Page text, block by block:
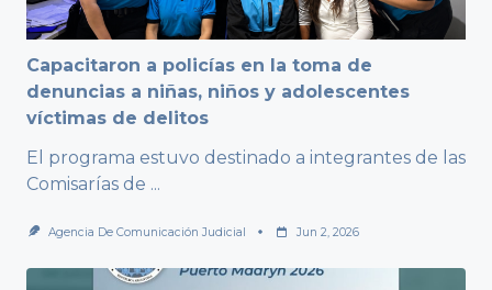
Capacitaron a policías en la toma de
denuncias a niñas, niños y adolescentes
víctimas de delitos
El programa estuvo destinado a integrantes de las
Comisarías de ...
Agencia De Comunicación Judicial Jun 2, 2026